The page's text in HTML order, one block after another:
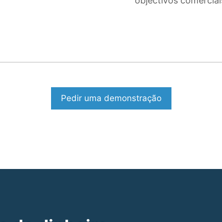
Pedir uma demonstração